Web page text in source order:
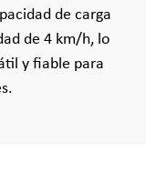
de carga
de 4 km/h, lo
y fiable para